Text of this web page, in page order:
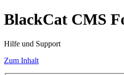
BlackCat CMS
Hilfe und Support
Zum Inhalt